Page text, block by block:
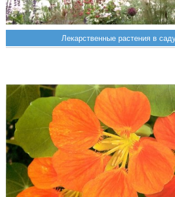
Лекарственные растения в